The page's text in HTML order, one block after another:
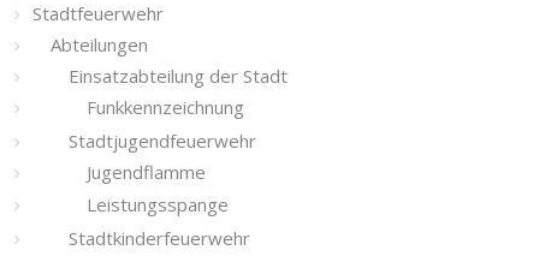
Stadtfeuerwehr
Abteilungen
Einsatzabteilung der Stadt
Funkkennzeichnung
Stadtjugendfeuerwehr
Jugendflamme
Leistungsspange
Stadtkinderfeuerwehr